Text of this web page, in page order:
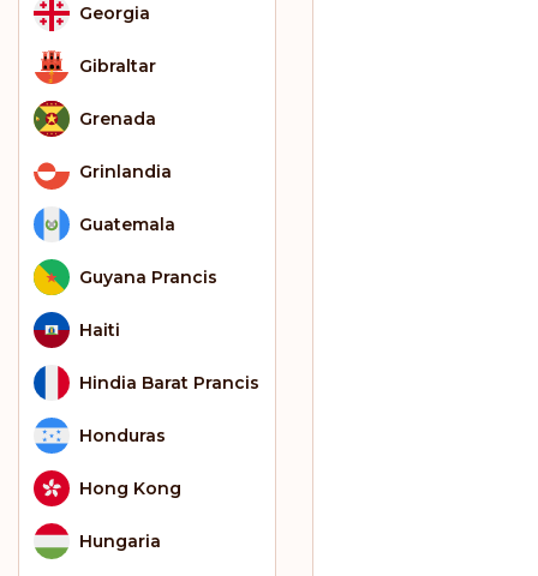
Georgia
Gibraltar
Grenada
Grinlandia
Guatemala
Guyana Prancis
Haiti
Hindia Barat Prancis
Honduras
Hong Kong
Hungaria